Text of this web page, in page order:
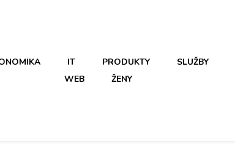
IT PRODUKTY SLUŽBY
WEB
ŽENY